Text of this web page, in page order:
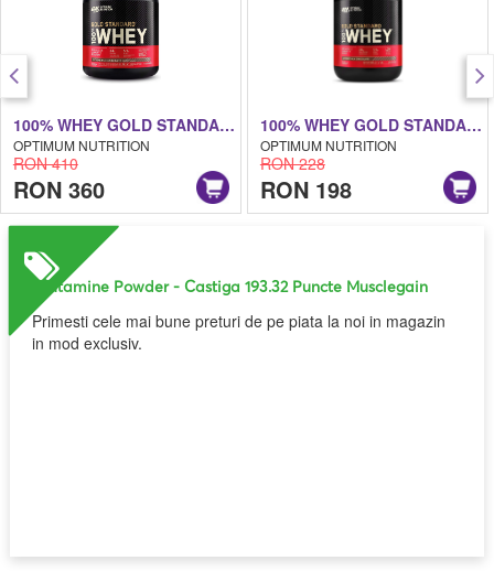
100% WHEY GOLD STANDARD
OPTIMUM NUTRITION
RON 410
RON 360
100% WHEY GOLD STANDARD
OPTIMUM NUTRITION
RON 228
RON 198
Glutamine Powder- Castiga 193.32 Puncte Musclegain
Primesti cele mai bune preturi de pe piata la noi in magazin
in mod exclusiv.